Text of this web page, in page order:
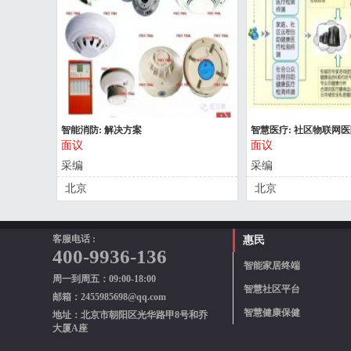
智能消防: 解决方案
面议
采编
北京
智慧医疗: 社区物联网
面议
采编
北京
客服电话 :
400-9936-136
周一到周五：09:00-18:00
邮箱：2455985698@qq.com
地址：北京市朝阳区光华路甲8号和乔
大厦A座
惠民
智能家居终端
智慧社区平台
智慧健康保健